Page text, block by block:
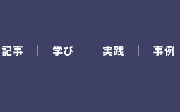
事 学び 実践 事例